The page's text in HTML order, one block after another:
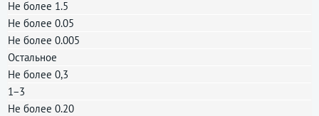
Не более 1.5
Не более 0.05
Не более 0.005
Остальное
Не более 0,3
1−3
Не более 0.20